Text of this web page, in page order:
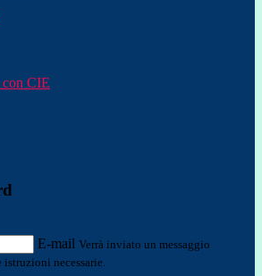
con CIE
E-mail Verrà inviato un messaggio
necessarie.